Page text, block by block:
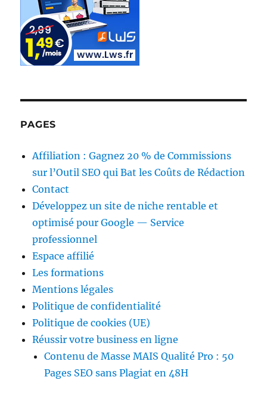
PAGES
Affiliation : Gagnez 20 % de Commissions
sur l’Outil SEO qui Bat les Coûts de Rédaction
Contact
Développez un site de niche rentable et
optimisé pour Google — Service
professionnel
Espace affilié
Les formations
Mentions légales
Politique de confidentialité
Politique de cookies (UE)
Réussir votre business en ligne
Contenu de Masse MAIS Qualité Pro : 50
Pages SEO sans Plagiat en 48H